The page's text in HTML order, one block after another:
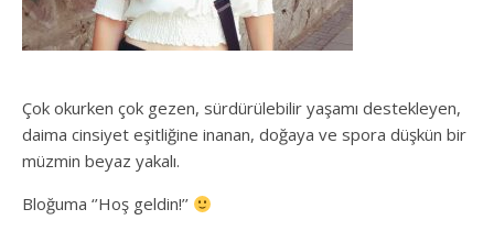
Çok okurken çok gezen, sürdürülebilir yaşamı destekleyen,
daima cinsiyet eşitliğine inanan, doğaya ve spora düşkün bir
müzmin beyaz yakalı.
Bloğuma ‘’Hoş geldin!’’